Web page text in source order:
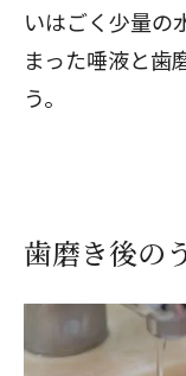
いはごく少量の
まった唾液と歯
う。
歯磨き後の